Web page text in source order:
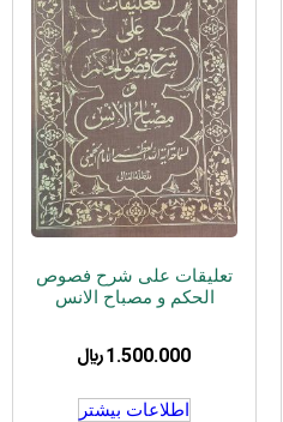
تعلیقات علی شرح فصوص
الحکم و مصباح الانس
1.500.000 ﷼
اطلاعات بیشتر